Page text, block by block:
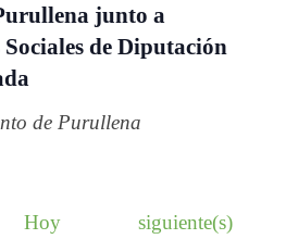
junto a
Sociales de Diputación
de Purullena
Hoy
E
siguiente(s)